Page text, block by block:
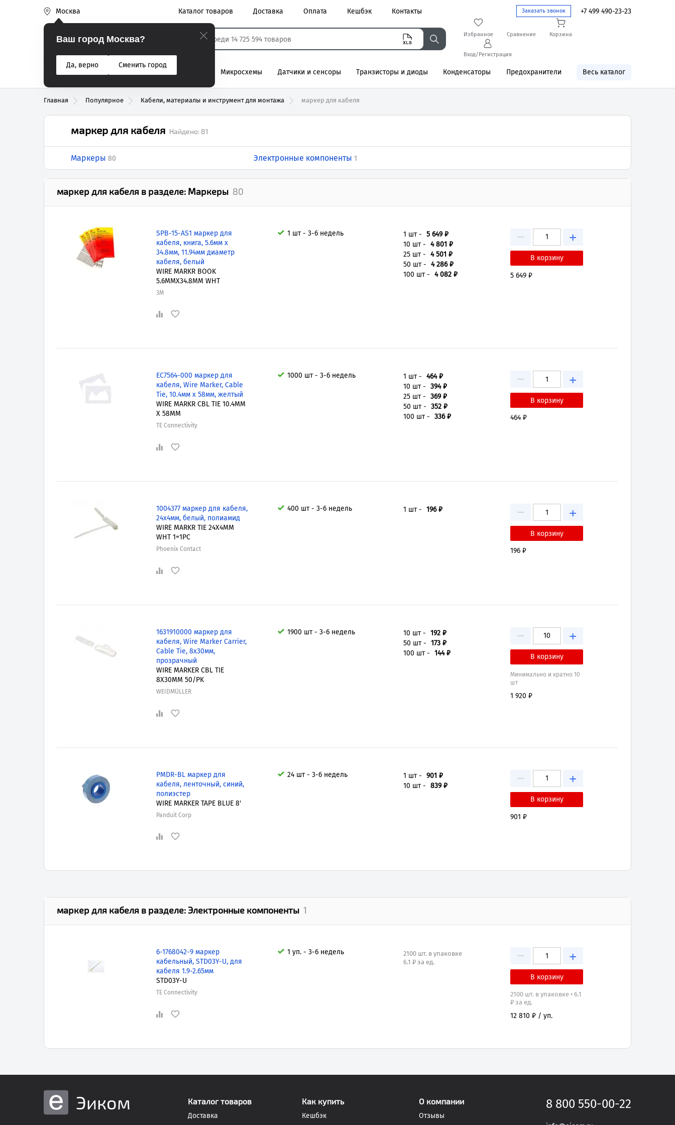
Москва Заказать звонок +7 499 490-23-23
Каталог товаров Доставка Оплата Кешбэк Контакты
Реле электромагнитные
Эиком Избранное Сравнение Корзина
Вход/Регистрация
Ваш город Москва?
Да, верно
Сменить город
% Акции
Разъемы Вентиляторы Микросхемы Датчики и сенсоры Транзисторы и диоды Конденсаторы Предохранители Весь каталог
Главная Популярное Кабели, материалы и инструмент для монтажа маркер для кабеля
маркер для кабеля Найдено: 81
Маркеры 80 Электронные компоненты 1
маркер для кабеля в разделе: Маркеры 80
SPB-15-AS1 маркер для
кабеля, книга, 5.6мм x
34.8мм, 11.94мм диаметр
кабеля, белый
WIRE MARKR BOOK
5.6MMX34.8MM WHT
3M
1 шт - 3-6 недель 1 шт - 5 649 ₽
10 шт - 4 801 ₽
25 шт - 4 501 ₽
50 шт - 4 286 ₽
100 шт - 4 082 ₽
− +
5 649 ₽
EC7564-000 маркер для
кабеля, Wire Marker, Cable
Tie, 10.4мм x 58мм, желтый
WIRE MARKR CBL TIE 10.4MM
X 58MM
TE Connectivity
1000 шт - 3-6 недель 1 шт - 464 ₽
10 шт - 394 ₽
25 шт - 369 ₽
50 шт - 352 ₽
100 шт - 336 ₽
− +
464 ₽
1004377 маркер для кабеля,
24x4мм, белый, полиамид
WIRE MARKR TIE 24X4MM
WHT 1=1PC
Phoenix Contact
400 шт - 3-6 недель 1 шт - 196 ₽ − +
196 ₽
1631910000 маркер для
кабеля, Wire Marker Carrier,
Cable Tie, 8x30мм,
прозрачный
WIRE MARKER CBL TIE
8X30MM 50/PK
WEIDMÜLLER
1900 шт - 3-6 недель 10 шт - 192 ₽
50 шт - 173 ₽
100 шт - 144 ₽
− +
Минимально и кратно 10
шт
1 920 ₽
PMDR-BL маркер для
кабеля, ленточный, синий,
полиэстер
WIRE MARKER TAPE BLUE 8'
Panduit Corp
24 шт - 3-6 недель 1 шт - 901 ₽
10 шт - 839 ₽ − +
901 ₽
маркер для кабеля в разделе:Электронные компоненты 1
6-1768042-9 маркер
кабельный, STD03Y-U, для
кабеля 1.9-2.65мм
STD03Y-U
TE Connectivity
1 уп. - 3-6 недель
2100 шт. в упаковке
6.1 ₽ за ед.
− +
2100 шт. в упаковке • 6.1
₽ за ед.
12 810 ₽ / уп.
Эиком Каталог товаров
Доставка
Как купить
Кешбэк
О компании
Отзывы
8 800 550-00-22